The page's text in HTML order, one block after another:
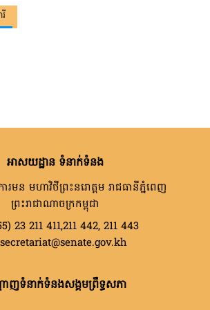
អាសយដ្ឋាន ទំនាក់ទំនង
ារមន មហាវិថីព្រះនរោត្តម រាជធានីភ្នំពេញ
ព្រះរាជាណាចក្រកម្ពុជា
23 211 411,211 442, 211 443
secretariat@senate.gov.kh
ាញទំនាក់ទំនងសង្គមព្រឹទ្ធសភា